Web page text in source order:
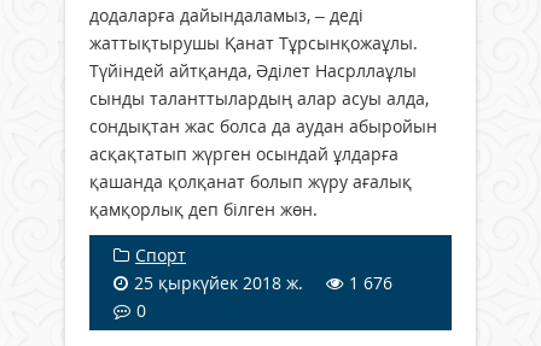
додаларға дайын­даламыз, – деді
жаттықтырушы Қанат Тұр­сын­қожаұлы.
Түйіндей айтқанда, Әділет Насрллаұлы
сынды таланттылардың алар асуы алда,
сондықтан жас болса да аудан абыройын
асқақтатып жүрген осындай ұлдарға
қашанда қолқанат болып жүру ағалық
қамқорлық деп білген жөн.
Спорт
25 қыркүйек 2018 ж.
1 676
0